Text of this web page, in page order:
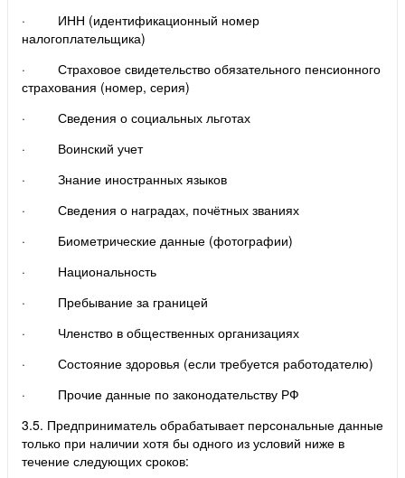
· ИНН (идентификационный номер
налогоплательщика)
· Страховое свидетельство обязательного пенсионного
страхования (номер, серия)
· Сведения о социальных льготах
· Воинский учет
· Знание иностранных языков
· Сведения о наградах, почётных званиях
· Биометрические данные (фотографии)
· Национальность
· Пребывание за границей
· Членство в общественных организациях
· Состояние здоровья (если требуется работодателю)
· Прочие данные по законодательству РФ
3.5. Предприниматель обрабатывает персональные данные
только при наличии хотя бы одного из условий ниже в
течение следующих сроков: